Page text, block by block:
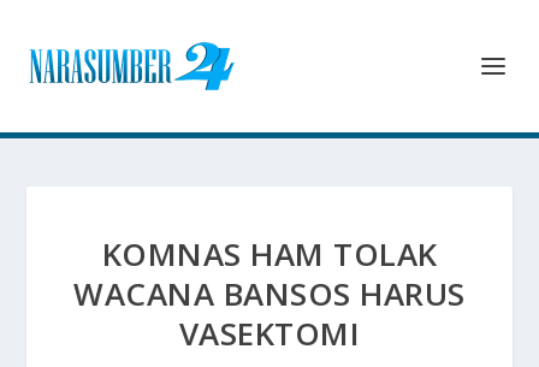
KOMNAS HAM TOLAK
WACANA BANSOS HARUS
VASEKTOMI